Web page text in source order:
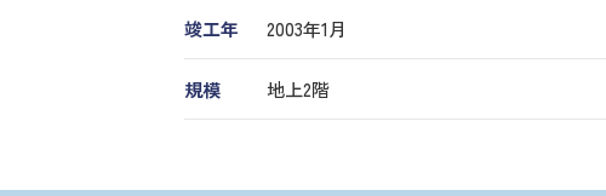
竣工年 2003年1月
規模 地上2階